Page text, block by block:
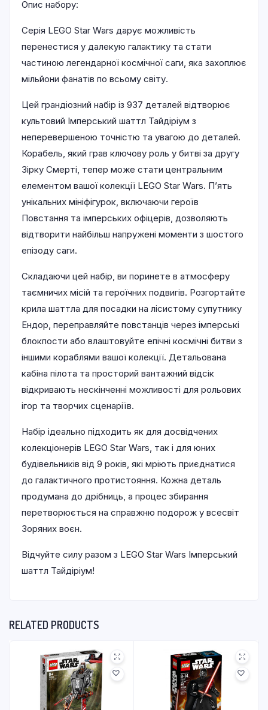
Опис набору:
Серія LEGO Star Wars дарує можливість
перенестися у далекую галактику та стати
частиною легендарної космічної саги, яка захоплює
мільйони фанатів по всьому світу.
Цей грандіозний набір із 937 деталей відтворює
культовий Імперський шаттл Тайдіріум з
неперевершеною точністю та увагою до деталей.
Корабель, який грав ключову роль у битві за другу
Зірку Смерті, тепер може стати центральним
елементом вашої колекції LEGO Star Wars. П’ять
унікальних мініфігурок, включаючи героїв
Повстання та імперських офіцерів, дозволяють
відтворити найбільш напружені моменти з шостого
епізоду саги.
Складаючи цей набір, ви поринете в атмосферу
таємничих місій та героїчних подвигів. Розгортайте
крила шаттла для посадки на лісистому супутнику
Ендор, переправляйте повстанців через імперські
блокпости або влаштовуйте епічні космічні битви з
іншими кораблями вашої колекції. Детальована
кабіна пілота та просторий вантажний відсік
відкривають нескінченні можливості для рольових
ігор та творчих сценаріїв.
Набір ідеально підходить як для досвідчених
колекціонерів LEGO Star Wars, так і для юних
будівельників від 9 років, які мріють приєднатися
до галактичного протистояння. Кожна деталь
продумана до дрібниць, а процес збирання
перетворюється на справжню подорож у всесвіт
Зоряних воєн.
Відчуйте силу разом з LEGO Star Wars Імперський
шаттл Тайдіріум!
RELATED PRODUCTS